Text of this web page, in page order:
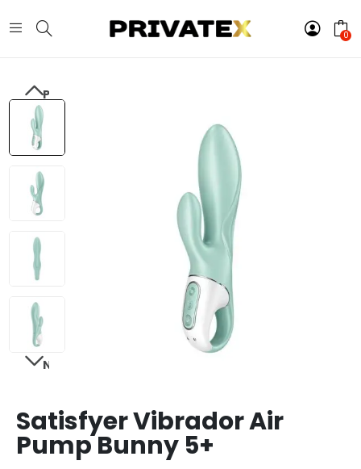
0
PREVIOUS
NEXT
Satisfyer Vibrador Air
Pump Bunny 5+